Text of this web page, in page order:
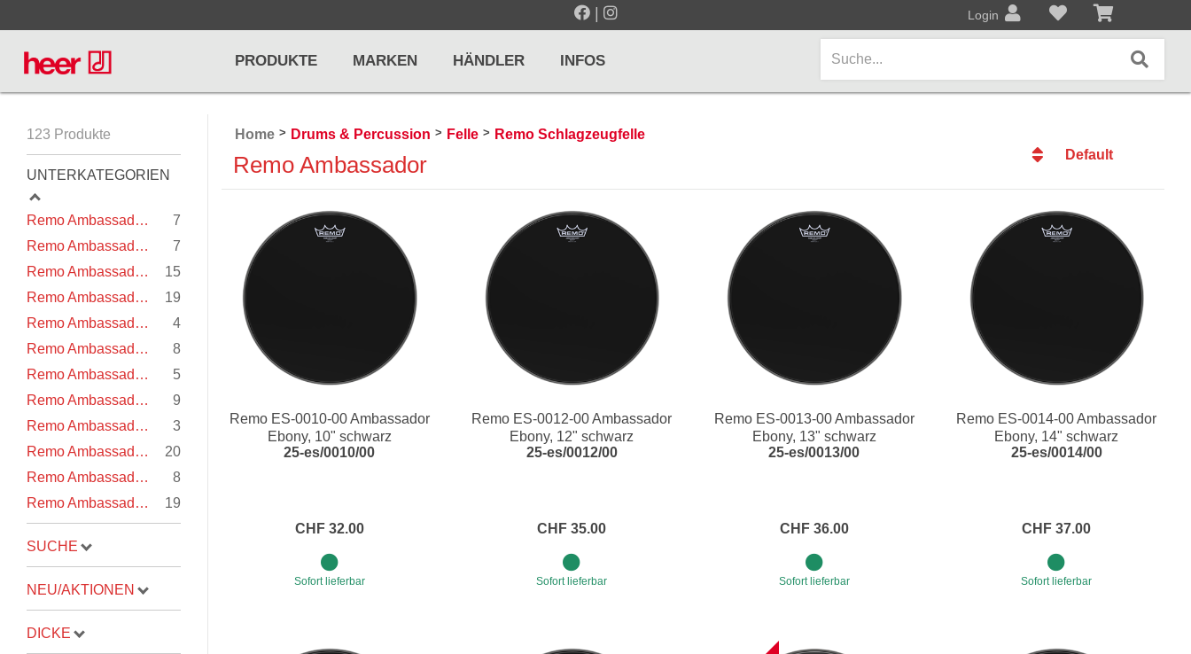
| Login
PRODUKTE
LICHT / EFFEKTE
Effekte
NOTENPULTE / METRONOME
Metronome und Taktelle
Stimmgabeln und Stimmgeräte
Westerngitarren
E-Gitarren
AMPS / EFFEKTPEDALE
Effekt- und Bodenpedale
Covers und Softcases
KEYBOARDS / PIANO
Keyboards / Pianos
PRO AUDIO, MICS, STANDS
Proel Pro Audio
Samson Pro Audio
Schlagzeuge
Snaredrums
Blockflöten
Piccoloflöte
Blechblasinstrumente Premium
Blechblasinstrumente
STREICHINSTRUMENTE
Violen, Gamben
MARKEN HÄNDLER INFOS
Infos
Preisliste
123 Produkte
UNTERKATEGORIEN
Remo Ambassador SMT Clear
7
Remo Ambassador SMT Coated
7
Remo Ambassador transparent
15
Remo Ambassador weiss (coated)
19
Remo Ambassador weiss (smooth)
4
Remo Ambassador X weiss (coated)
8
Remo Ambassador Suede
5
Remo Ambassador Starfire Chrome
9
Remo Ambassador Nuskyn
3
Remo Ambassador Renaissance
20
Remo Ambassador Vintage weiss
8
Remo Ambassador Ebony schwarz
19
SUCHE
NEU/AKTIONEN
DICKE
Home > Drums & Percussion > Felle > Remo Schlagzeugfelle
Remo Ambassador
Default
Datum
Remo ES-0010-00 Ambassador
Ebony, 10" schwarz
25-es/0010/00
CHF 32.00
Sofort lieferbar
Remo ES-0012-00 Ambassador
Ebony, 12" schwarz
25-es/0012/00
CHF 35.00
Sofort lieferbar
Remo ES-0013-00 Ambassador
Ebony, 13" schwarz
25-es/0013/00
CHF 36.00
Sofort lieferbar
Remo ES-0014-00 Ambassador
Ebony, 14" schwarz
25-es/0014/00
CHF 37.00
Sofort lieferbar